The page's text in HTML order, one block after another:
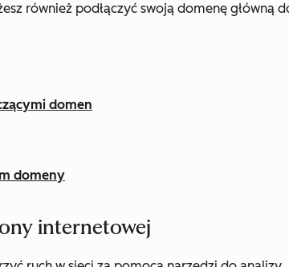
również podłączyć swoją domenę główną
domen
domeny
internetowej